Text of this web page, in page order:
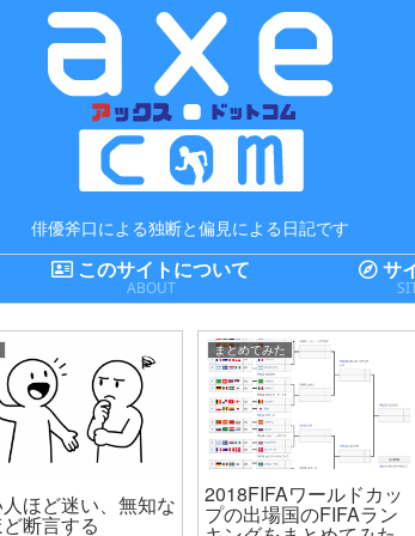
俳優斧口による独断と偏見による日記です
このサイトについて
ABOUT
サ
ほど迷い、無知な
断言する
まとめてみた
2018FIFAワールドカッ
プの出場国のFIFAラン